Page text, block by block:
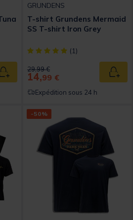
Rating
Ajouter au panier
GRUNDENS
T-shirt Grundens Mermaid
SS T-shirt Iron Grey
[object Object] out of 5
(1)
Price reduced from
29,99 €to
14,99 €
Expédition sous 24 h
-50%